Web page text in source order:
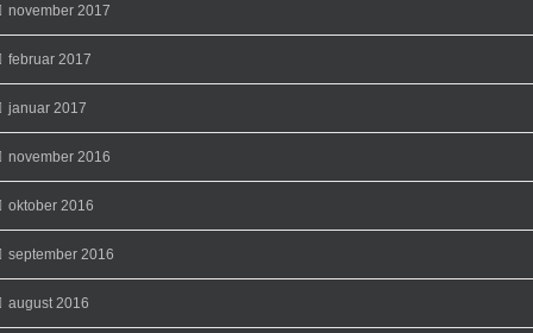
november 2017
februar 2017
januar 2017
november 2016
oktober 2016
september 2016
august 2016